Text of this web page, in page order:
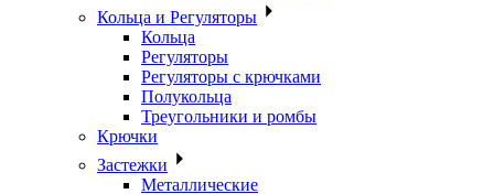
Кольца и Регуляторы
Кольца
Регуляторы
Регуляторы с крючками
Полукольца
Треугольники и ромбы
Крючки
Застежки
Металлические